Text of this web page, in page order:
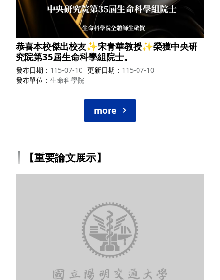
恭喜本校傑出校友✨宋青華教授✨榮獲中央研
究院第35屆生命科學組院士。
發布日期 115-07-10 更新日期
115-07-10
發布單位
生命科學院
more
【重要論文展示】